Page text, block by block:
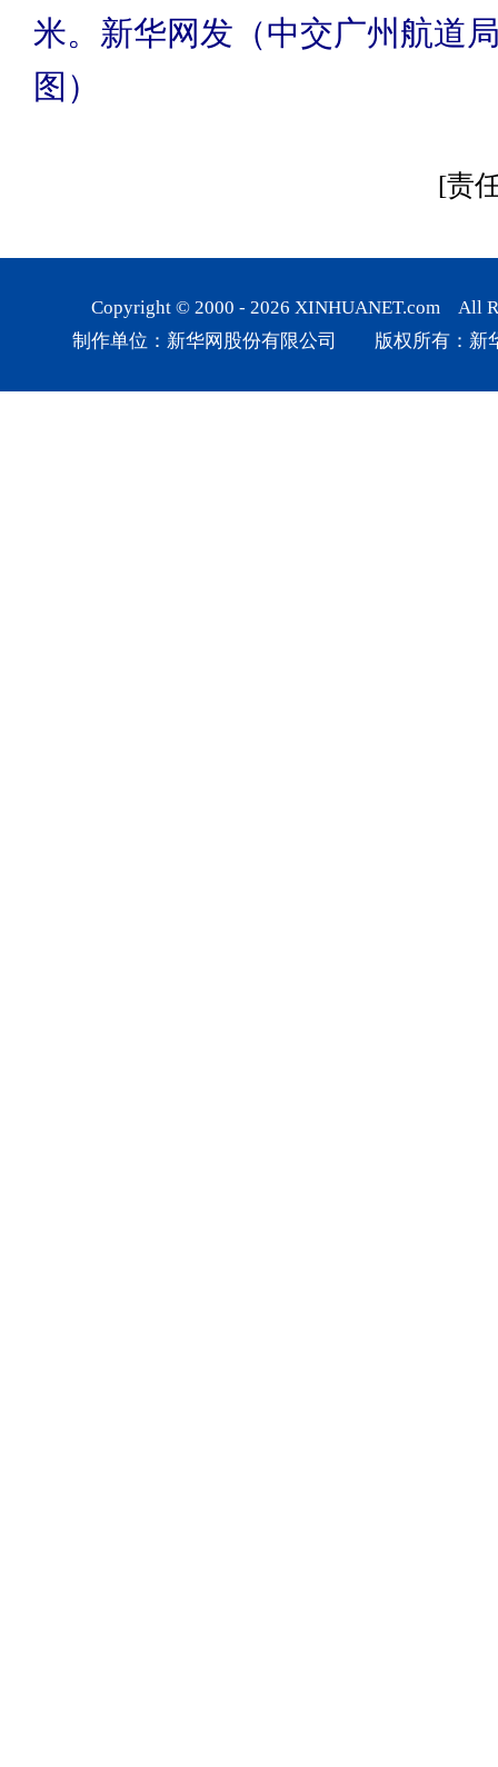
米。新华网发（中交广州航道
图）
[责
Copyright © 2000 - 2026 XINHUANET.com All
制作单位：新华网股份有限公司 版权所有：新